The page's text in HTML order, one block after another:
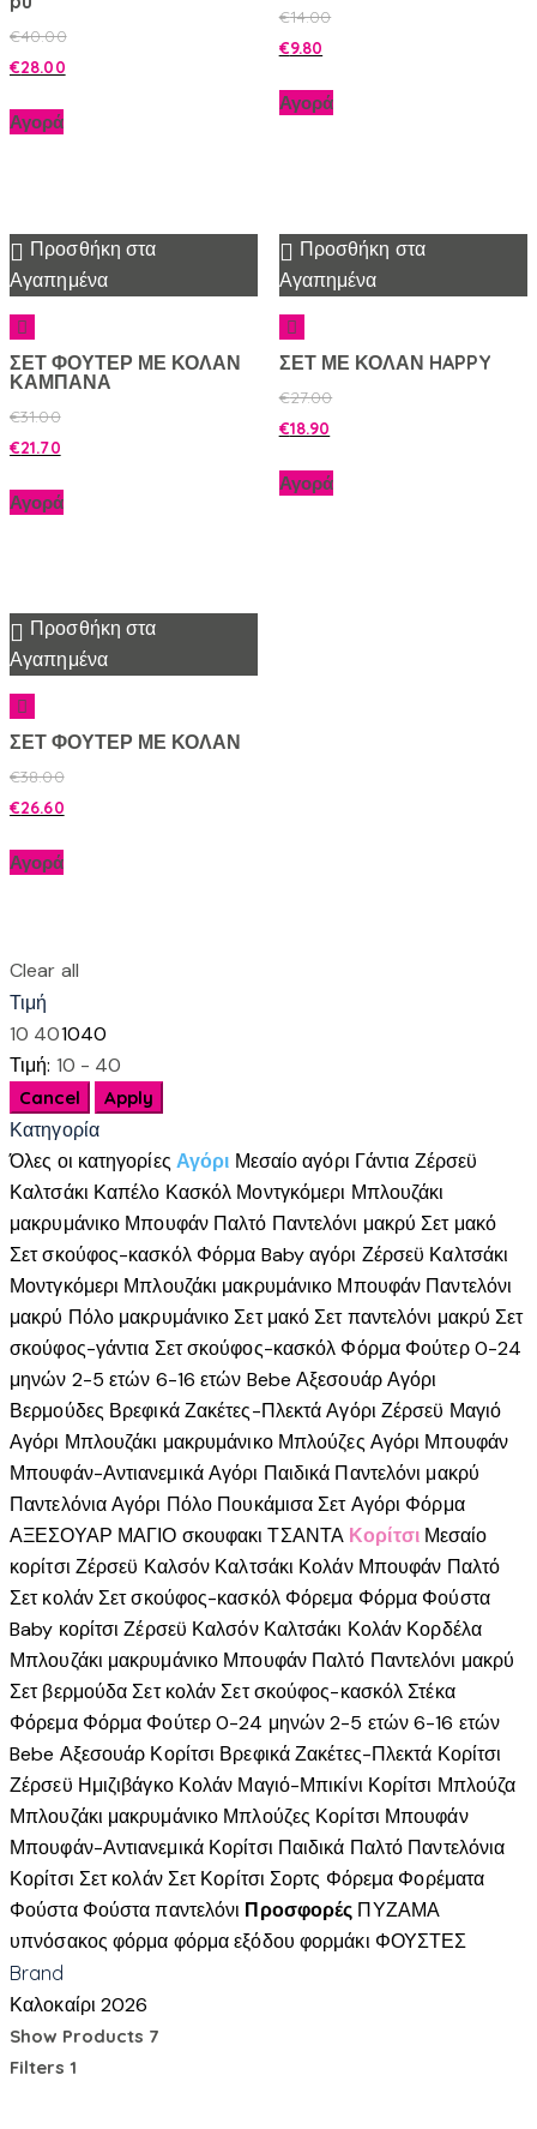
€40.00
€28.00
Αγορά
€14.00
€9.80
Αγορά
Προσθήκη στα
Αγαπημένα
ΣΕΤ ΦΟΥΤΕΡ ΜΕ ΚΟΛΑΝ
ΚΑΜΠΑΝΑ
€31.00
€21.70
Αγορά
Προσθήκη στα
Αγαπημένα
ΣΕΤ ΜΕ ΚΟΛΑΝ HAPPY
€27.00
€18.90
Αγορά
Προσθήκη στα
Αγαπημένα
ΣΕΤ ΦΟΥΤΕΡ ΜΕ ΚΟΛΑΝ
€38.00
€26.60
Αγορά
Clear all
Τιμή
10 401040
Τιμή: 10 - 40
Κατηγορία
Όλες οι κατηγορίες Αγόρι Μεσαίο αγόρι Γάντια Ζέρσεϋ
Καλτσάκι Καπέλο Κασκόλ Μοντγκόμερι Μπλουζάκι
μακρυμάνικο Μπουφάν Παλτό Παντελόνι μακρύ Σετ μακό
Σετ σκούφος-κασκόλ Φόρμα Baby αγόρι Ζέρσεϋ Καλτσάκι
Μοντγκόμερι Μπλουζάκι μακρυμάνικο Μπουφάν Παντελόνι
μακρύ Πόλο μακρυμάνικο Σετ μακό Σετ παντελόνι μακρύ Σετ
σκούφος-γάντια Σετ σκούφος-κασκόλ Φόρμα Φούτερ 0-24
μηνών 2-5 ετών 6-16 ετών Bebe Αξεσουάρ Αγόρι
Βερμούδες Βρεφικά Ζακέτες-Πλεκτά Αγόρι Ζέρσεϋ Μαγιό
Αγόρι Μπλουζάκι μακρυμάνικο Μπλούζες Αγόρι Μπουφάν
Μπουφάν-Αντιανεμικά Αγόρι Παιδικά Παντελόνι μακρύ
Παντελόνια Αγόρι Πόλο Πουκάμισα Σετ Αγόρι Φόρμα
ΑΞΕΣΟΥΑΡ ΜΑΓΙΟ σκουφακι ΤΣΑΝΤΑ Κορίτσι Μεσαίο
κορίτσι Ζέρσεϋ Καλσόν Καλτσάκι Κολάν Μπουφάν Παλτό
Σετ κολάνΣετ σκούφος-κασκόλ Φόρεμα Φόρμα Φούστα
Baby κορίτσι Ζέρσεϋ Καλσόν Καλτσάκι Κολάν Κορδέλα
Μπλουζάκι μακρυμάνικο Μπουφάν Παλτό Παντελόνι μακρύ
Σετ βερμούδα Σετ κολάν Σετ σκούφος-κασκόλ Στέκα
Φόρεμα Φόρμα Φούτερ0-24 μηνών2-5 ετών6-16 ετών
Bebe Αξεσουάρ Κορίτσι ΒρεφικάΖακέτες-Πλεκτά Κορίτσι
Ζέρσεϋ Ημιζιβάγκο Κολάν Μαγιό-Μπικίνι Κορίτσι Μπλούζα
Μπλουζάκι μακρυμάνικο Μπλούζες Κορίτσι Μπουφάν
Μπουφάν-Αντιανεμικά Κορίτσι Παιδικά Παλτό Παντελόνια
Κορίτσι Σετ κολάν Σετ Κορίτσι Σορτς Φόρεμα Φορέματα
Φούστα Φούστα παντελόνι Προσφορές ΠΥΖΑΜΑ
υπνόσακος φόρμα φόρμα εξόδου φορμάκι ΦΟΥΣΤΕΣ
Brand
Καλοκαίρι 2026
Show Products 7
Filters 1